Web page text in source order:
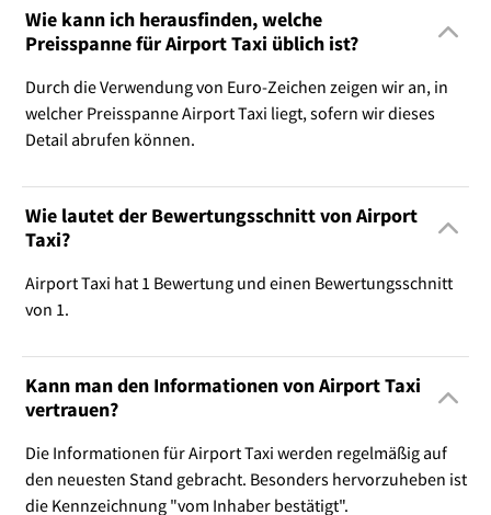
Wie kann ich herausfinden, welche
Preisspanne für Airport Taxi üblich ist?
Durch die Verwendung von Euro-Zeichen zeigen wir an, in
welcher Preisspanne Airport Taxi liegt, sofern wir dieses
Detail abrufen können.
Wie lautet der Bewertungsschnitt von Airport
Taxi?
Airport Taxi hat 1 Bewertung und einen Bewertungsschnitt
von 1.
Kann man den Informationen von Airport Taxi
vertrauen?
Die Informationen für Airport Taxi werden regelmäßig auf
den neuesten Stand gebracht. Besonders hervorzuheben ist
die Kennzeichnung "vom Inhaber bestätigt".